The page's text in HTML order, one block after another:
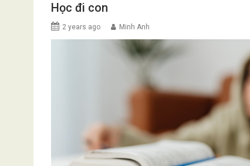
Học đi con
2 years ago Minh Anh